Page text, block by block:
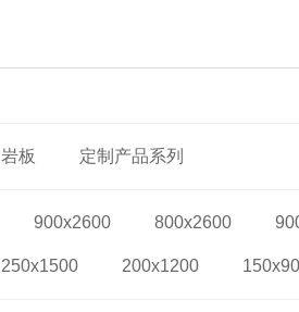
岩板 定制产品系列
900x2600 800x2600
250x1500 200x1200